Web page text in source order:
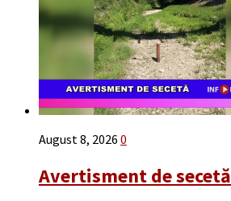
August 8, 2026 0
Avertisment de secetă